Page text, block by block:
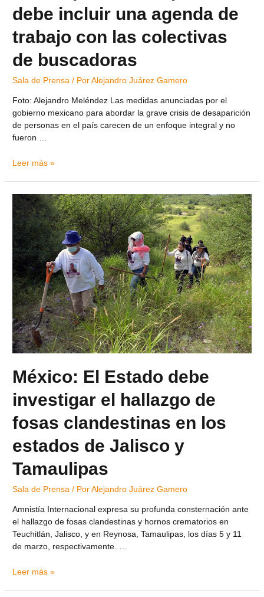
debe incluir una agenda de
trabajo con las colectivas
de buscadoras
Sala de Prensa / PorAlejandro Juárez Gamero
Foto: Alejandro Meléndez Las medidas anunciadas por el
gobierno mexicano para abordar la grave crisis de desaparición
de personas en el país carecen de un enfoque integral y no
fueron …
Leer más »
México: El Estado debe
investigar el hallazgo de
fosas clandestinas en los
estados de Jalisco y
Tamaulipas
Sala de Prensa / PorAlejandro Juárez Gamero
Amnistía Internacional expresa su profunda consternación ante
el hallazgo de fosas clandestinas y hornos crematorios en
Teuchitlán, Jalisco, y en Reynosa, Tamaulipas, los días 5 y 11
de marzo, respectivamente. …
Leer más »